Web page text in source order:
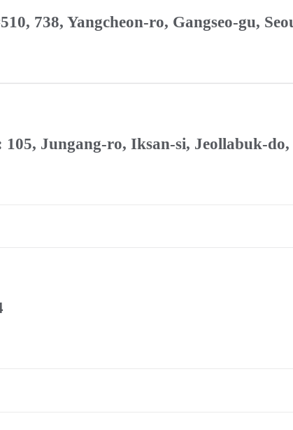
738, Yangcheon-ro, Gangseo-gu,
Jungang-ro, Iksan-si, Jeollabuk-